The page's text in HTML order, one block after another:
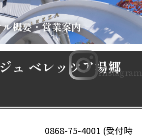
Instagram
概要・営業案内
ュ ベレッツア湯郷
0868-75-4001 (受付時